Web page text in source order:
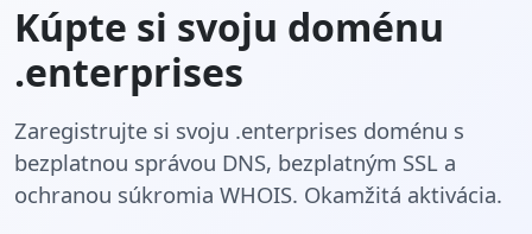
Kúpte si svoju doménu
.enterprises
Zaregistrujte si svoju .enterprises doménu s
bezplatnou správou DNS, bezplatným SSL a
ochranou súkromia WHOIS. Okamžitá aktivácia.